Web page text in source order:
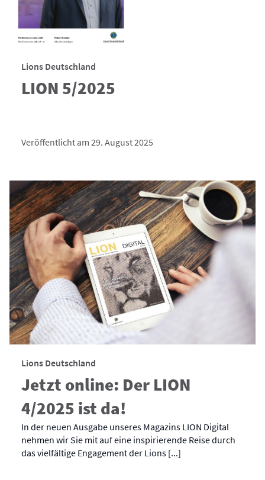
Lions Deutschland
LION 5/2025
Veröffentlicht am 29. August 2025
Lions Deutschland
Jetzt online: Der LION
4/2025 ist da!
In der neuen Ausgabe unseres Magazins LION Digital
nehmen wir Sie mit auf eine inspirierende Reise durch
das vielfältige Engagement der Lions [...]